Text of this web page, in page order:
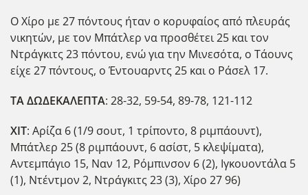
Ο Χίρο με 27 πόντους ήταν ο κορυφαίος από πλευράς
νικητών, με τον Μπάτλερ να προσθέτει 25 και τον
Ντράγκιτς 23 πόντου, ενώ για την Μινεσότα, ο Τάουνς
είχε 27 πόντους, ο Έντουαρντς 25 και ο Ράσελ 17.
ΤΑ ΔΩΔΕΚΑΛΕΠΤΑ: 28-32, 59-54, 89-78, 121-112
ΧΙΤ: Αρίζα 6 (1/9 σουτ, 1 τρίποντο, 8 ριμπάουντ),
Μπάτλερ 25 (8 ριμπάουντ, 6 ασίστ, 5 κλεψίματα),
Αντεμπάγιο 15, Ναν 12, Ρόμπινσον 6 (2), Ιγκουοντάλα 5
(1), Ντέντμον 2, Ντράγκιτς 23 (3), Χίρο 27 96)